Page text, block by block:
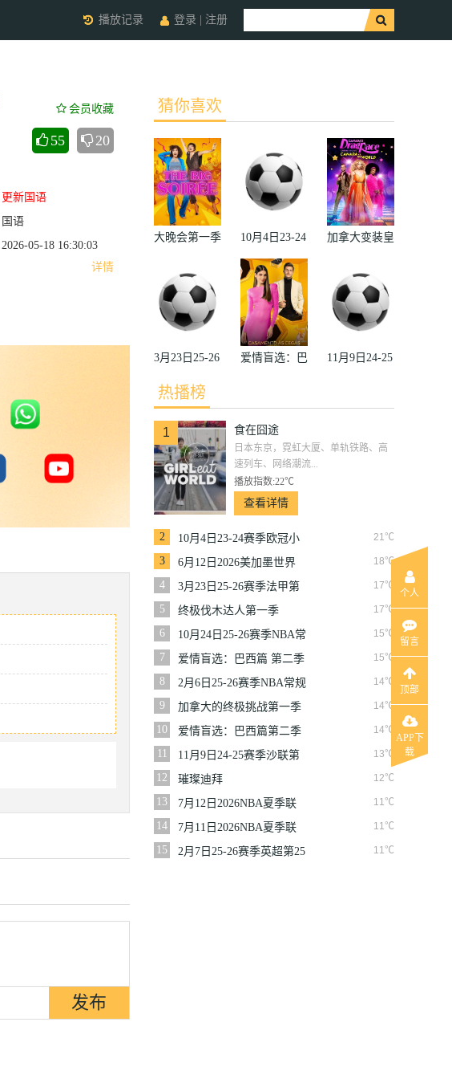
登录 注册
播放记录
会员收藏
55 20
更新国语
国语
2026-05-18 16:30:03
详情
猜你喜欢
大晚会第一季
10月4日23-24
赛季欧冠小组
赛第2轮那不
勒斯VS皇家
马德里
加拿大变装皇
对阵世界
2022
3月23日25-26
赛季法甲第27
轮雷恩VS梅
斯
爱情盲选：巴
11月9日24-25
轮利雅得体育
利
热播榜
1 食在囧途
日本东京，霓虹大厦、单轨铁路、高
速列车、网络潮流...
播放指数:22℃
查看详情
2 21℃
10月4日23-24赛季欧冠小
组赛第2轮那不勒斯VS皇
家马德里
3 18℃
6月12日2026美加墨世界
杯小组赛韩国VS捷克
4 17℃
3月23日25-26赛季法甲第
27轮雷恩VS梅斯
5 17℃
终极伐木达人第一季
6
15℃
10月24日25-26赛季NBA常
规赛掘金VS勇士
7 15℃
爱情盲选：巴西篇 第二季
8
14℃
2月6日25-26赛季NBA常规
赛篮网VS魔术
9 14℃
加拿大的终极挑战第一季
10
14℃
爱情盲选：巴西篇第二季
11
13℃
11月9日24-25赛季沙联第
10轮利雅得体育VS利雅得
胜利
12 12℃
璀璨迪拜
13
11℃
7月12日2026NBA夏季联
赛尼克斯VS马刺
14 11℃
7月11日2026NBA夏季联
赛公牛VS灰熊
15 11℃
2月7日25-26赛季英超第25
个人
留言
顶部
APP下
载